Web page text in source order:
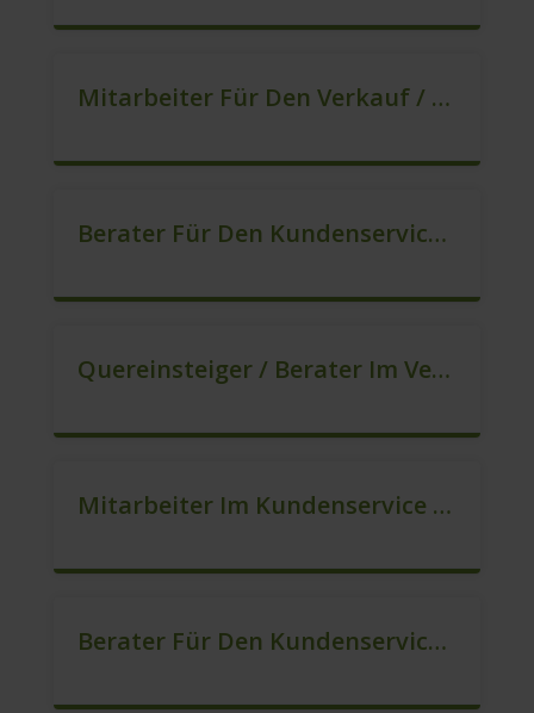
Mitarbeiter Für Den Verkauf / Quereinsteiger (m/w/d)
Berater Für Den Kundenservice (m/w/d)
Quereinsteiger / Berater Im Vertrieb In VZ/TZ (m/w/d)
Mitarbeiter Im Kundenservice (Quereinstieg Möglich!) (m/w/d)
Berater Für Den Kundenservice / Beratung (m/w/d)